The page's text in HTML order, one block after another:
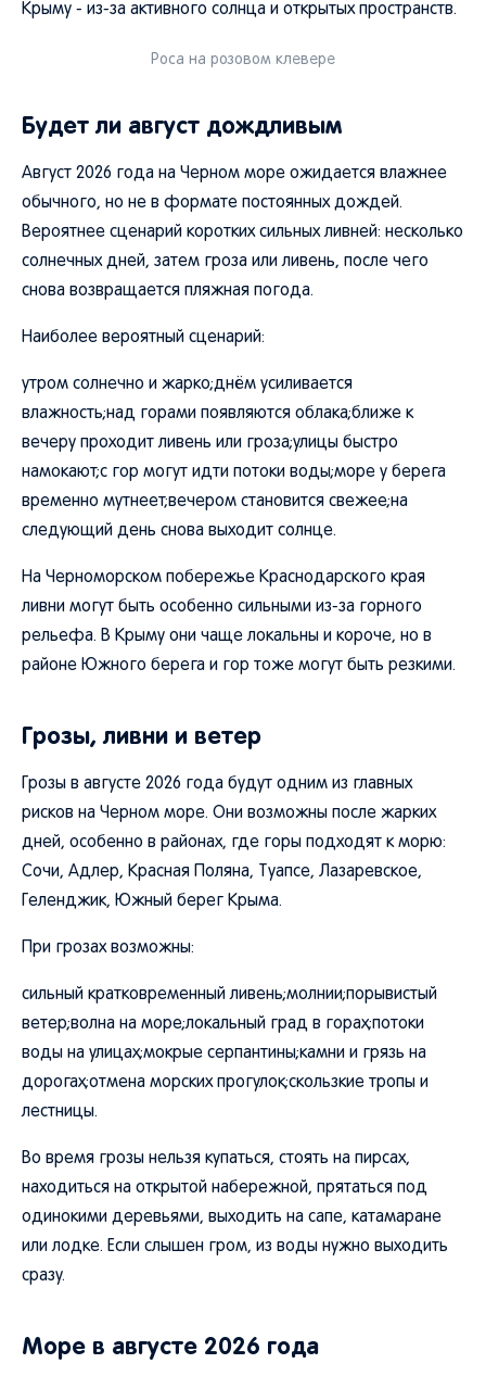
Крыму - из-за активного солнца и открытых пространств.
Роса на розовом клевере
Будет ли август дождливым
Август 2026 года на Черном море ожидается влажнее
обычного, но не в формате постоянных дождей.
Вероятнее сценарий коротких сильных ливней: несколько
солнечных дней, затем гроза или ливень, после чего
снова возвращается пляжная погода.
Наиболее вероятный сценарий:
утром солнечно и жарко;днём усиливается
влажность;над горами появляются облака;ближе к
вечеру проходит ливень или гроза;улицы быстро
намокают;с гор могут идти потоки воды;море у берега
временно мутнеет;вечером становится свежее;на
следующий день снова выходит солнце.
На Черноморском побережье Краснодарского края
ливни могут быть особенно сильными из-за горного
рельефа. В Крыму они чаще локальны и короче, но в
районе Южного берега и гор тоже могут быть резкими.
Грозы, ливни и ветер
Грозы в августе 2026 года будут одним из главных
рисков на Черном море. Они возможны после жарких
дней, особенно в районах, где горы подходят к морю:
Сочи, Адлер, Красная Поляна, Туапсе, Лазаревское,
Геленджик, Южный берег Крыма.
При грозах возможны:
сильный кратковременный ливень;молнии;порывистый
ветер;волна на море;локальный град в горах;потоки
воды на улицах;мокрые серпантины;камни и грязь на
дорогах;отмена морских прогулок;скользкие тропы и
лестницы.
Во время грозы нельзя купаться, стоять на пирсах,
находиться на открытой набережной, прятаться под
одинокими деревьями, выходить на сапе, катамаране
или лодке. Если слышен гром, из воды нужно выходить
сразу.
Море в августе 2026 года